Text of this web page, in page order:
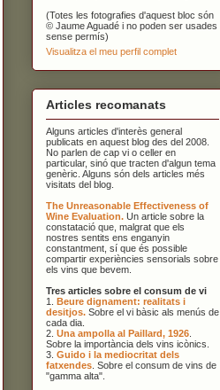
(Totes les fotografies d'aquest bloc són
© Jaume Aguadé i no poden ser usades
sense permís)
Visualitza el meu perfil complet
Articles recomanats
Alguns articles d'interès general
publicats en aquest blog des del 2008.
No parlen de cap vi o celler en
particular, sinó que tracten d'algun tema
genèric. Alguns són dels articles més
visitats del blog.
The Unreasonable Effectiveness of
Wine Evaluation. Un article sobre la
constatació que, malgrat que els
nostres sentits ens enganyin
constantment, sí que és possible
compartir experiències sensorials sobre
els vins que bevem.
Tres articles sobre el consum de vi
1. Beure dignament: realitats i
desitjos. Sobre el vi bàsic als menús de
cada dia.
2. Una ampolla al Paillard, 1926
Sobre la importància dels vins icònics.
3. Guido i la mediocritat dels
fatxendes . Sobre el consum de vins de
"gamma alta".